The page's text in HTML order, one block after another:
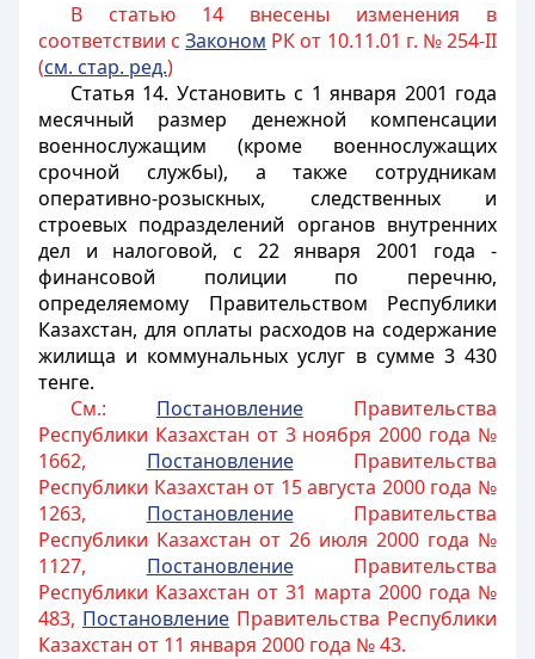
В статью 14 внесены изменения в
соответствии сЗаконом РК от 10.11.01 г. № 254-II
(см. стар. ред.)
Статья 14. Установить с 1 января 2001 года
месячный размер денежной компенсации
военнослужащим (кроме военнослужащих
срочной службы), а также сотрудникам
оперативно-розыскных, следственных и
строевых подразделений органов внутренних
дел и налоговой, с 22 января 2001 года -
финансовой полиции по перечню,
определяемому Правительством Республики
Казахстан, для оплаты расходов на содержание
жилища и коммунальных услуг в сумме 3 430
тенге.
См.: ПостановлениеПравительства
Республики Казахстан от 3 ноября 2000 года №
1662, ПостановлениеПравительства
Республики Казахстан от 15 августа 2000 года №
1263, ПостановлениеПравительства
Республики Казахстан от 26 июля 2000 года №
1127, ПостановлениеПравительства
Республики Казахстан от 31 марта 2000 года №
483, Постановление Правительства Республики
Казахстан от 11 января 2000 года № 43.